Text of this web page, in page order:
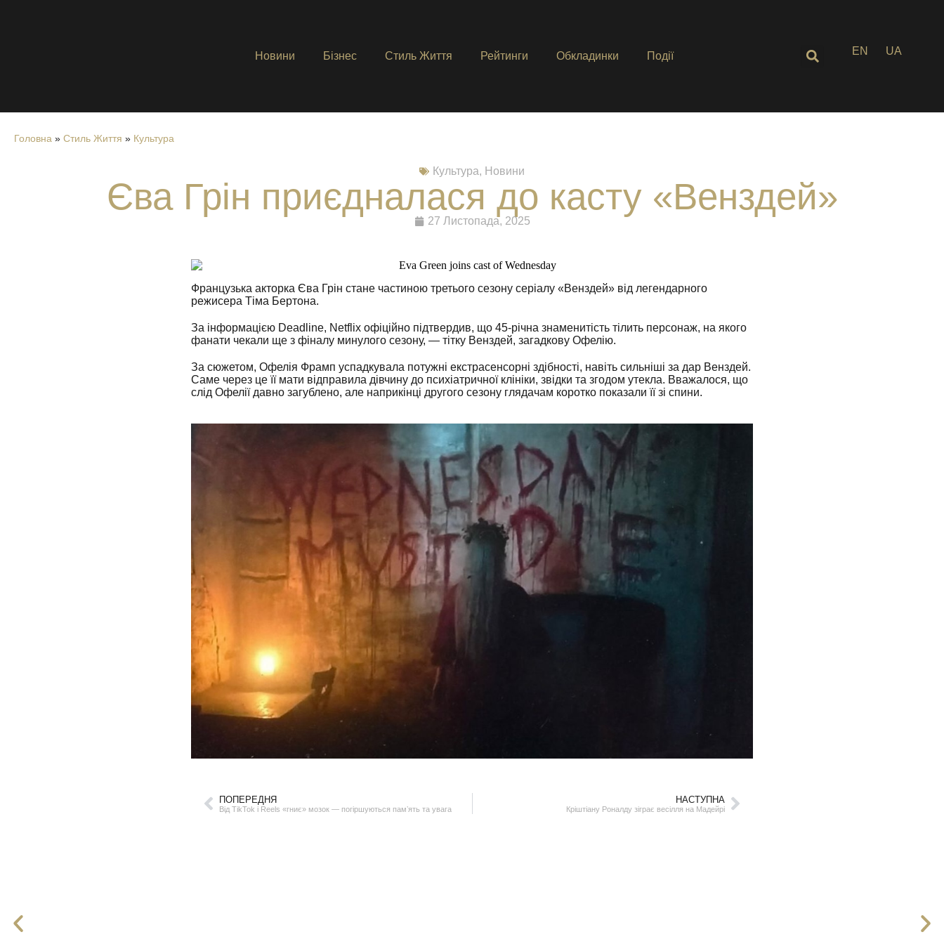
Новини Бізнес Стиль Життя Рейтинги Обкладинки Події EN UA
Головна » Стиль Життя » Культура
Культура, Новини
Єва Грін приєдналася до касту «Венздей»
27 Листопада, 2025
Французька акторка Єва Грін стане частиною третього сезону серіалу «Венздей» від легендарного
режисера Тіма Бертона.
За інформацією Deadline, Netflix офіційно підтвердив, що 45-річна знаменитість тілить персонаж, на якого
фанати чекали ще з фіналу минулого сезону, — тітку Венздей, загадкову Офелію.
За сюжетом, Офелія Фрамп успадкувала потужні екстрасенсорні здібності, навіть сильніші за дар Венздей.
Саме через це її мати відправила дівчину до психіатричної клініки, звідки та згодом утекла. Вважалося, що
слід Офелії давно загублено, але наприкінці другого сезону глядачам коротко показали її зі спини.
ПОПЕРЕДНЯ
Від TikTok і Reels «гниє» мозок — погіршуються памʼять та увага
НАСТУПНА
Кріштіану Роналду зіграє весілля на Мадейрі